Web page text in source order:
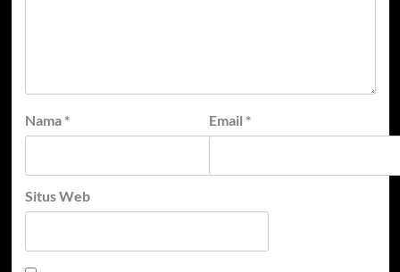
Nama * Email *
Situs Web